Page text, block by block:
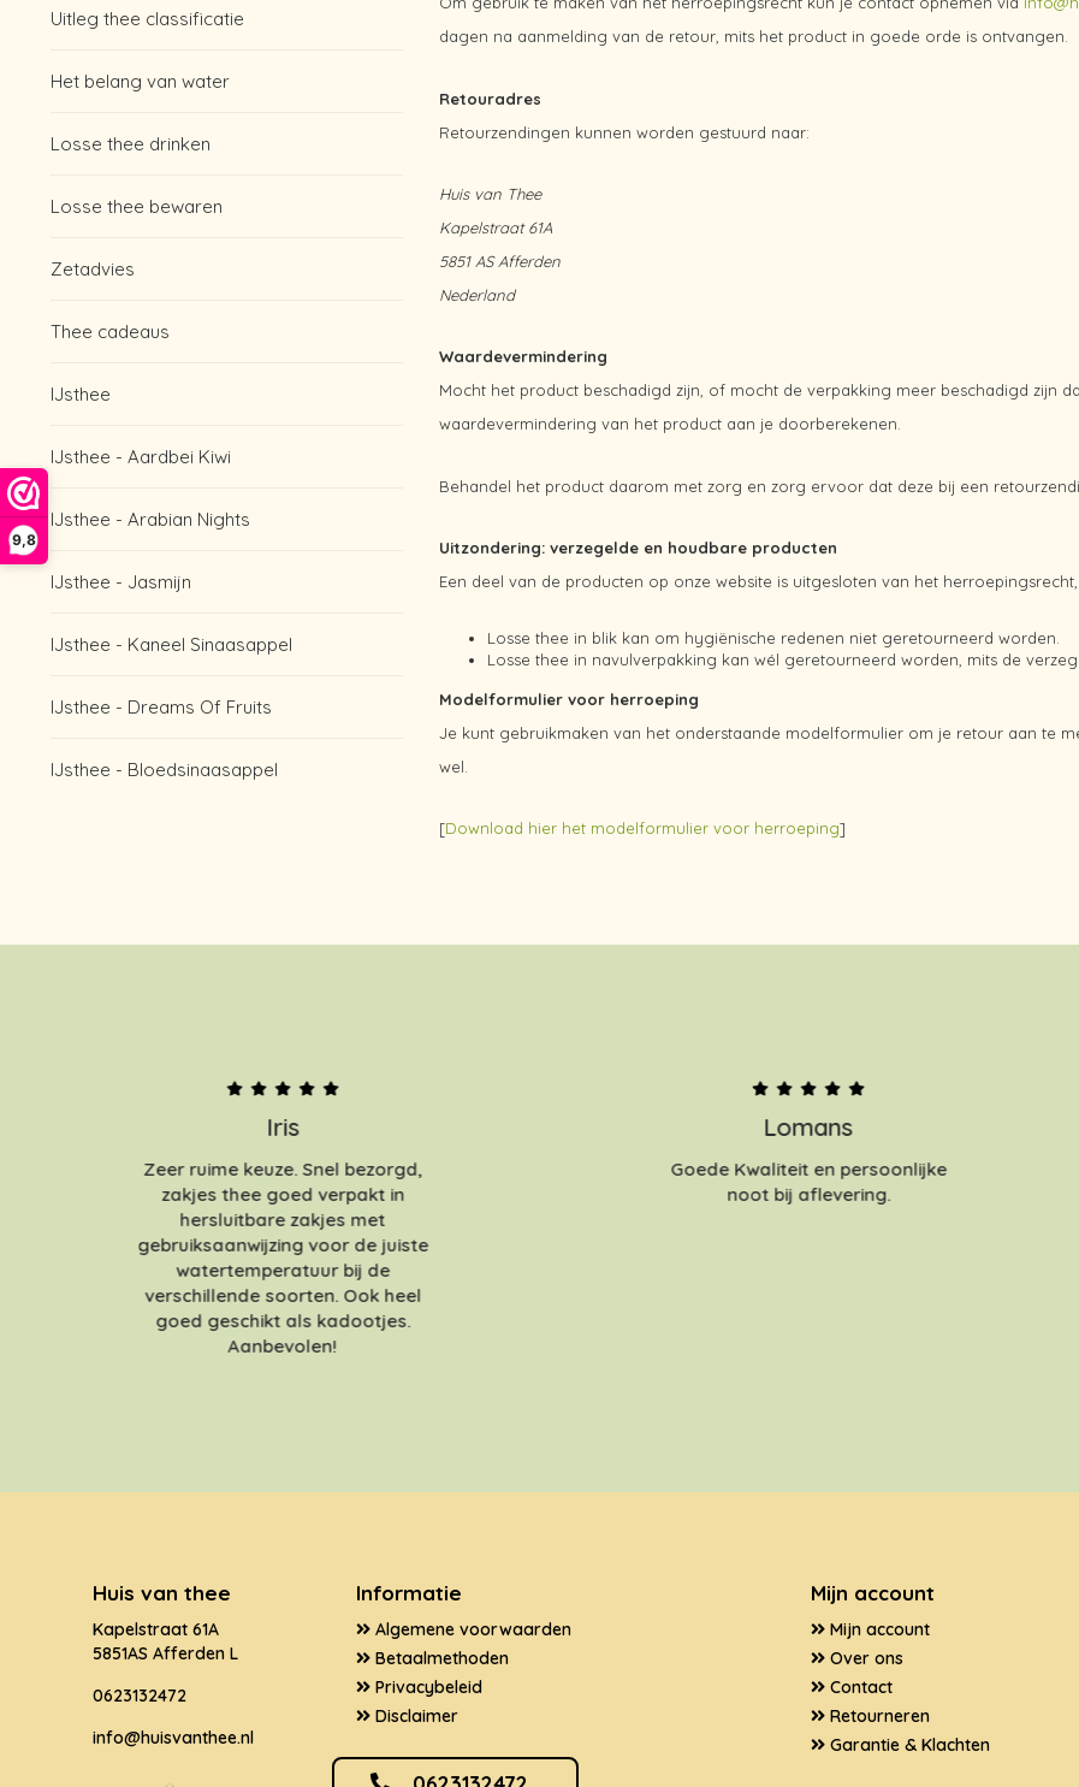
9,8
Uitleg thee classificatie
Het belang van water
Losse thee drinken
Losse thee bewaren
Zetadvies
Thee cadeaus
IJsthee
IJsthee - Aardbei Kiwi
IJsthee - Arabian Nights
IJsthee - Jasmijn
IJsthee - Kaneel Sinaasappel
IJsthee - Dreams Of Fruits
IJsthee - Bloedsinaasappel
dagen na aanmelding van de retour, mits het product in goede orde is ontvangen.
Retouradres
Retourzendingen kunnen worden gestuurd naar:
Huis van Thee
Kapelstraat 61A
5851 AS Afferden
Nederland
Waardevermindering
Mocht het product beschadigd zijn, of mocht de verpakking meer beschadigd zijn
waardevermindering van het product aan je doorberekenen.
Behandel het product daarom met zorg en zorg ervoor dat deze bij een
Uitzondering: verzegelde en houdbare producten
Een deel van de producten op onze website is uitgesloten van het
Losse thee in blik kan om hygiënische redenen niet geretourneerd worden.
Losse thee in navulverpakking kan wél geretourneerd worden, mits de
Modelformulier voor herroeping
Je kunt gebruikmaken van het onderstaande modelformulier om je retour aan te
wel.
[Download hier het modelformulier voor herroeping]
Iris
Zeer ruime keuze. Snel bezorgd,
zakjes thee goed verpakt in
hersluitbare zakjes met
gebruiksaanwijzing voor de juiste
watertemperatuur bij de
verschillende soorten. Ook heel
goed geschikt als kadootjes.
Aanbevolen!
Lomans
Goede Kwaliteit en persoonlijke
noot bij aflevering.
Huis van thee
Kapelstraat 61A
5851AS Afferden L
0623132472
info@huisvanthee.nl
Informatie
Algemene voorwaarden
Betaalmethoden
Privacybeleid
Disclaimer
Mijn account
Mijn account
Over ons
Contact
Retourneren
Garantie & Klachten